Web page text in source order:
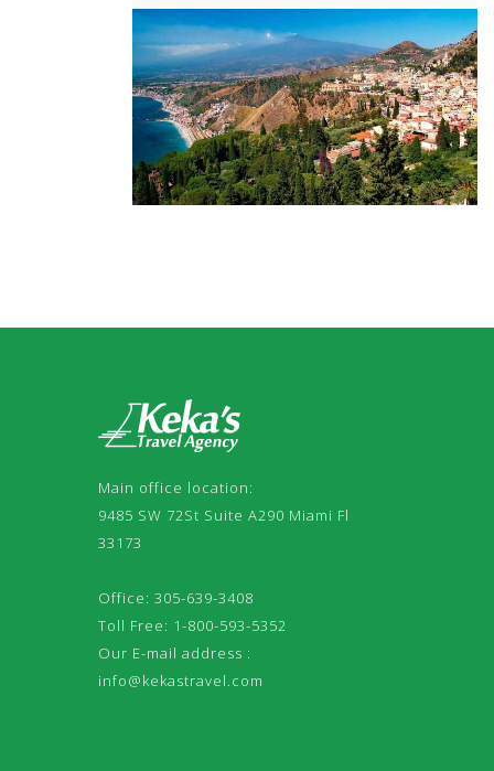
Main office location:
9485 SW 72St Suite A290 Miami Fl
33173
Office: 305-639-3408
Toll Free: 1-800-593-5352
Our E-mail address :
info@kekastravel.com